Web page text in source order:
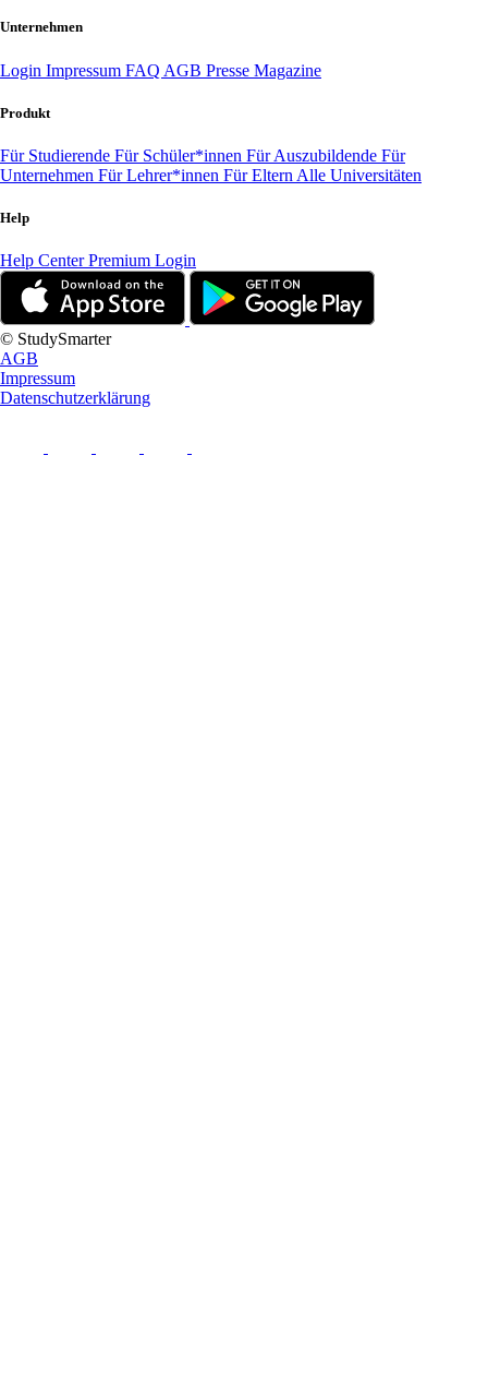
Unternehmen
Login Impressum FAQ AGB Presse Magazine
Produkt
Für Studierende Für Schüler*innen Für Auszubildende Für
Unternehmen Für Lehrer*innen Für Eltern Alle Universitäten
Help
Help CenterPremium Login
© StudySmarter
AGB
Impressum
Datenschutzerklärung